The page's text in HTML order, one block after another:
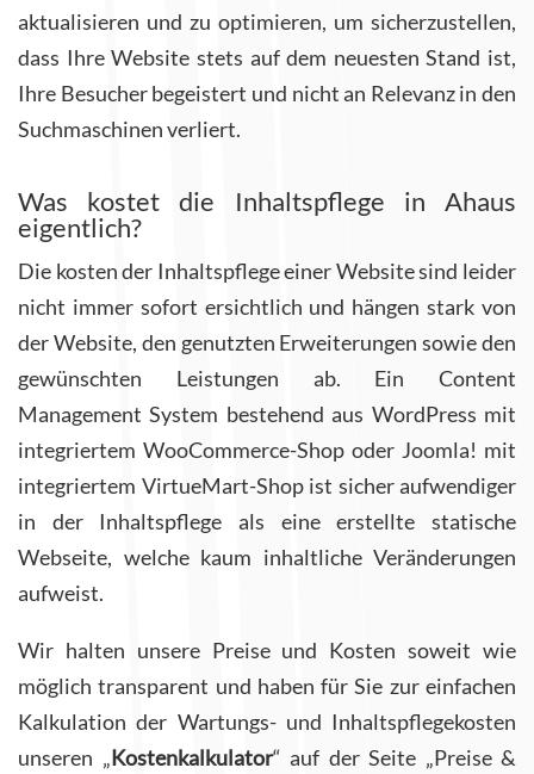
aktualisieren und zu optimieren, um sicherzustellen,
dass Ihre Website stets auf dem neuesten Stand ist,
Ihre Besucher begeistert und nicht an Relevanz in den
Suchmaschinen verliert.
Was kostet die Inhaltspflege in Ahaus
eigentlich?
Die kosten der Inhaltspflege einer Website sind leider
nicht immer sofort ersichtlich und hängen stark von
der Website, den genutzten Erweiterungen sowie den
gewünschten Leistungen ab. Ein Content
Management System bestehend aus WordPress mit
integriertem WooCommerce-Shop oder Joomla! mit
integriertem VirtueMart-Shop ist sicher aufwendiger
in der Inhaltspflege als eine erstellte statische
Webseite, welche kaum inhaltliche Veränderungen
aufweist.
Wir halten unsere Preise und Kosten soweit wie
möglich transparent und haben für Sie zur einfachen
Kalkulation der Wartungs- und Inhaltspflegekosten
unseren „Kostenkalkulator“ auf der Seite „Preise &